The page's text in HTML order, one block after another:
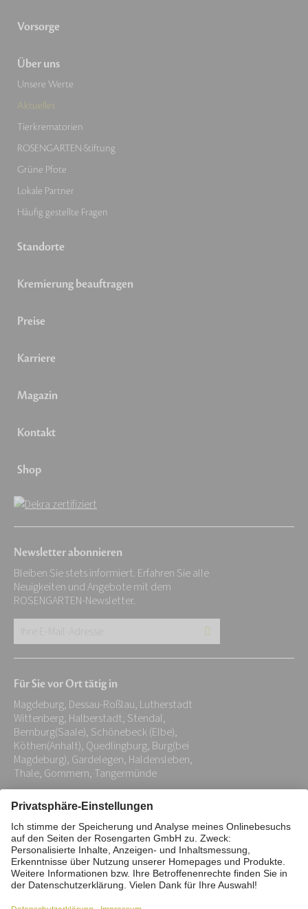
Vorsorge
Über uns
Unsere Werte
Aktuelles
Tierkrematorien
ROSENGARTEN-Stiftung
Grüne Pfote
Lokale Partner
Häufig gestellte Fragen
Standorte
Kremierung beauftragen
Preise
Karriere
Magazin
Kontakt
Shop
Newsletter abonnieren
Bleiben Sie stets informiert. Erfahren Sie alle
Neuigkeiten und Angebote mit dem
ROSENGARTEN-Newsletter.
Adresse:
*
Für Sie vor Ort tätig in
Magdeburg, Dessau-Roßlau, Lutherstadt
Wittenberg, Halberstadt, Stendal,
Bernburg(Saale), Schönebeck (Elbe),
Köthen(Anhalt), Quedlingburg, Burg(bei
Magdeburg), Gardelegen, Haldensleben,
Thale, Gommern, Tangermünde
Impressum Datenschutz
Stiftung
Interne Meldestelle
Zahlungsmittel
Barrierefreiheitserklärung
Vertrag widerrufen